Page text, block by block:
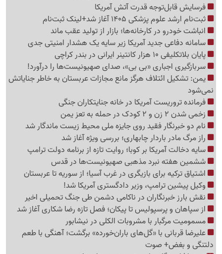
فرسایش قابل‌توجه قدرت آتش آمریکا
ثبت‌نام ارشد علوم پزشکی 1405 آغاز شد+لینک ثبت‌نام
انباشت خودرو در کارخانه‌ها؛ بازار از تولید عقب ماند
سامانه دفاعی جدید آمریکا زیر سایه یک هشدار امنیتی جدی
پایان بلاتکلیفی 10 هزار کانتینر ایرانی در بندر کراچی
سربازگیری اجباری «بی بی»، صدای صهیونیست‌ها را درآورد!
یمن: تشکیل ائتلاف هرگز مانع مجازات عربستان به خاطر جنایاتش
نمی‌شود
فرمانده تروریست آمریکا در خانه جنایتکاران جنگی
زخمی شدن 2 زن و 2 کودک در حمله به تعز یمن
نام دو خبرنگار فقید روی جایزه ملی محیط زیست ماندگار شد
راز مرگ مادر باردار چابهاری؛ بررسی ویژه آغاز شد
سایه دخالت آمریکا بر کوبا؛ روایت تازه از برنامه دولت ترامپ
ششمین هفته نبرد مذهبی صهیونیست‌ها در قدس
اشتیاق ترکیه برای بازیگری در غرب آسیا؛ از سوریه تا عربستان
وکیل پیشین ترامپ، وزیر دادگستری آمریکا شد!
نقش بارز خبرنگاران در ناکامی دشمن طی جنگ تحمیلی اخیر
از سپاهان و پرسپولیس تا پیکان؛ فصل تازه رضا شکاری آغاز شد
مسمومیت مرگبار با مشروبات الکلی در نیشابور
علیرضا قربانی با «گل‌های باران‌خورده» برگشت؛ آهنگی با طعم
دلتنگی و بغض+ صوت